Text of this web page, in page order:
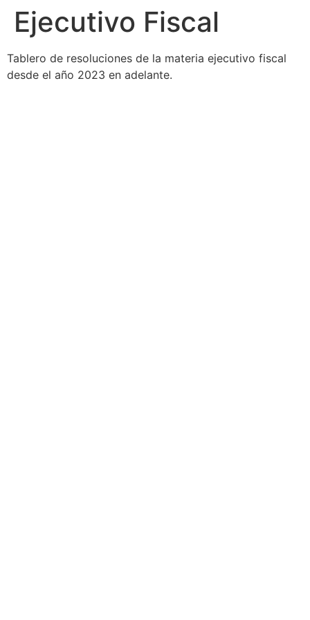
Ejecutivo Fiscal
Tablero de resoluciones de la materia ejecutivo fiscal
desde el año 2023 en adelante.